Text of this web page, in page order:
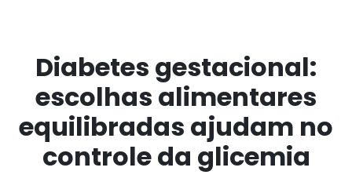
Diabetes gestacional:
escolhas alimentares
equilibradas ajudam no
controle da glicemia